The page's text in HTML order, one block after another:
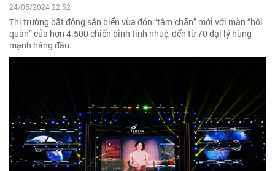
24/05/2024 22:52
Thị trường bất động sản biển vừa đón “tâm chấn” mới với màn “hội
quân” của hơn 4.500 chiến binh tinh nhuệ, đến từ 70 đại lý hùng
mạnh hàng đầu.